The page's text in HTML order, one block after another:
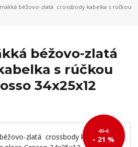
béžovo-zlatá crossbody kabelka s rúčkou
béžovo-zlatá
s rúčkou
34x25x12
49 €
- 21 %